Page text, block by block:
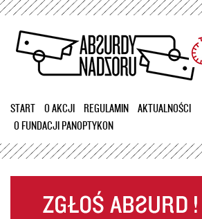
Przejdź
treści
START O AKCJI REGULAMIN
AKTUALNOŚCI
O FUNDACJI PANOPTYKON